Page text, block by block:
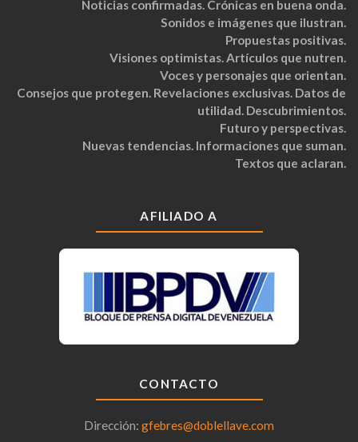
Noticias confirmadas. Crónicas en buena onda.
Sonidos e imágenes que ilustran.
Propuestas positivas.
Visiones optimistas. Artículos que nutren.
Voces y personajes que orientan.
Consejos que protegen. Revelaciones exclusivas. Datos de
utilidad. Descubrimientos.
Futuro y perspectivas.
Nuevas tendencias. Informaciones que suman.
Textos que aclaran.
AFILIADO A
CONTACTO
Dirección: gfebres@doblellave.com